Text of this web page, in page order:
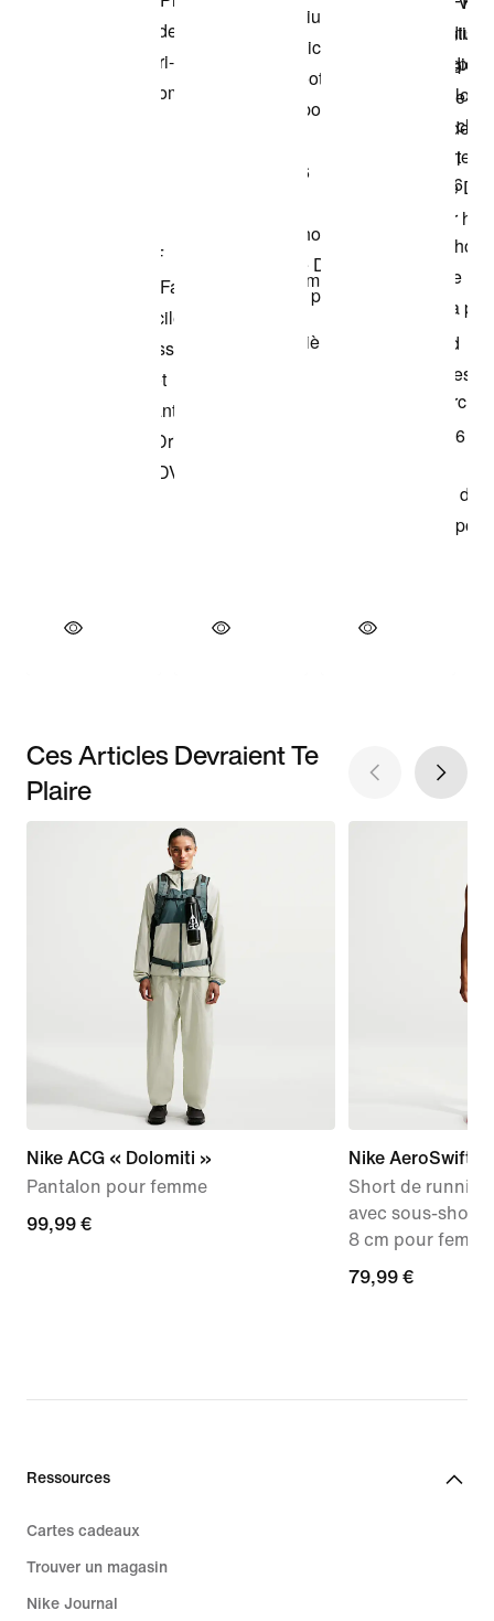
Ces Articles Devraient Te
Plaire
Nike ACG « Dolomiti »
Pantalon pour femme
99,99 €
99,99 €
Nike AeroSwift
Short de
avec sous-short
8 cm pour femme
79,99 €
79,99 €
Ressources
Cartes cadeaux
Trouver un magasin
Nike Journal